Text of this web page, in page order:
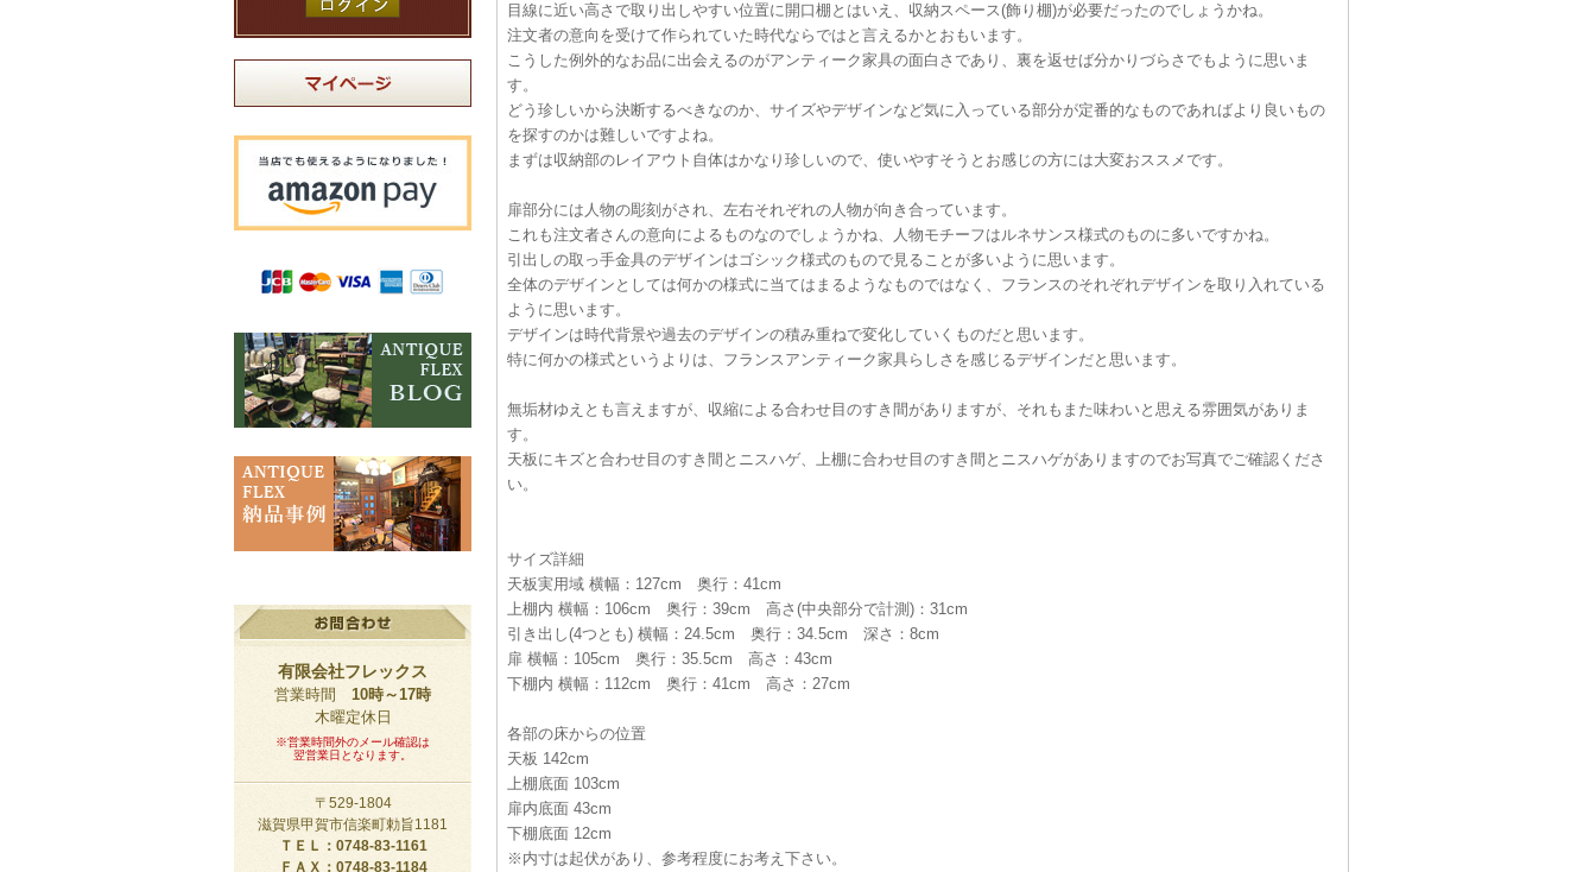
有限会社フレックス
営業時間 10時～17時
木曜定休日
※営業時間外のメール確認は
翌営業日となります。
〒529-1804
滋賀県甲賀市信楽町勅旨1181
ＴＥＬ：0748-83-1161
ＦＡＸ：0748-83-1184
目線に近い高さで取り出しやすい位置に開口棚とはいえ、収納スペース(飾り棚)が必要だったのでしょうかね。
注文者の意向を受けて作られていた時代ならではと言えるかとおもいます。
こうした例外的なお品に出会えるのがアンティーク家具の面白さであり、裏を返せば分かりづらさでもように思いま
す。
どう珍しいから決断するべきなのか、サイズやデザインなど気に入っている部分が定番的なものであればより良いもの
を探すのかは難しいですよね。
まずは収納部のレイアウト自体はかなり珍しいので、使いやすそうとお感じの方には大変おススメです。
扉部分には人物の彫刻がされ、左右それぞれの人物が向き合っています。
これも注文者さんの意向によるものなのでしょうかね、人物モチーフはルネサンス様式のものに多いですかね。
引出しの取っ手金具のデザインはゴシック様式のもので見ることが多いように思います。
全体のデザインとしては何かの様式に当てはまるようなものではなく、フランスのそれぞれデザインを取り入れている
ように思います。
デザインは時代背景や過去のデザインの積み重ねで変化していくものだと思います。
特に何かの様式というよりは、フランスアンティーク家具らしさを感じるデザインだと思います。
無垢材ゆえとも言えますが、収縮による合わせ目のすき間がありますが、それもまた味わいと思える雰囲気がありま
す。
天板にキズと合わせ目のすき間とニスハゲ、上棚に合わせ目のすき間とニスハゲがありますのでお写真でご確認くださ
い。
サイズ詳細
天板実用域 横幅：127cm 奥行：41cm
上棚内 横幅：106cm 奥行：39cm 高さ(中央部分で計測)：31cm
引き出し(4つとも) 横幅：24.5cm 奥行：34.5cm 深さ：8cm
扉 横幅：105cm 奥行：35.5cm 高さ：43cm
下棚内 横幅：112cm 奥行：41cm 高さ：27cm
各部の床からの位置
天板 142cm
上棚底面 103cm
扉内底面 43cm
下棚底面 12cm
※内寸は起伏があり、参考程度にお考え下さい。